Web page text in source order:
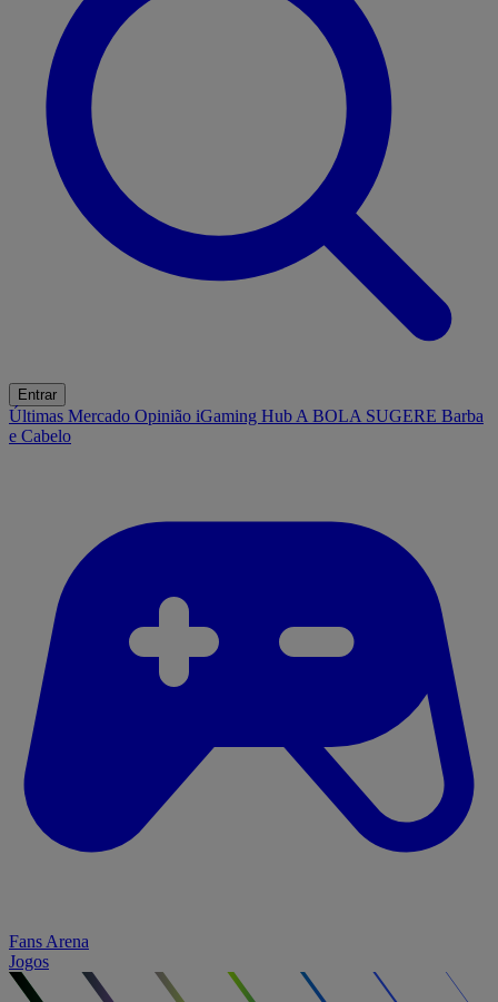
Entrar
Últimas Mercado Opinião iGaming Hub A BOLA SUGERE Barba
e Cabelo
Fans Arena
Jogos